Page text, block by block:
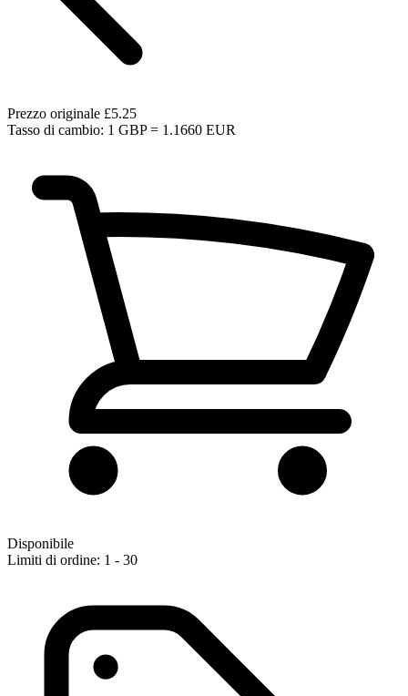
Prezzo originale £5.25
Tasso di cambio: 1 GBP = 1.1660 EUR
Disponibile
Limiti di ordine: 1 - 30